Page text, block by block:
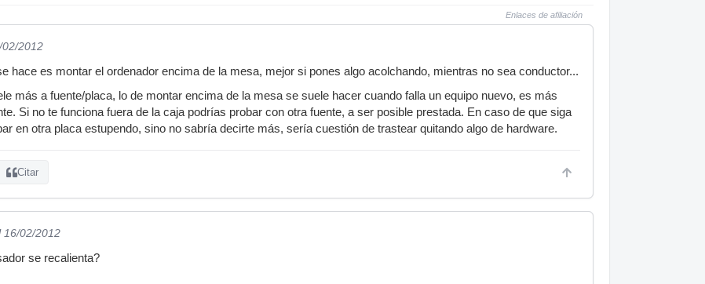
Enlaces de afiliación
02/2012
hace es montar el ordenador encima de la mesa, mejor si pones algo acolchando, mientras no sea conductor...
más a fuente/placa, lo de montar encima de la mesa se suele hacer cuando falla un equipo nuevo, es más
Si no te funciona fuera de la caja podrías probar con otra fuente, a ser posible prestada. En caso de que siga
en otra placa estupendo, sino no sabría decirte más, sería cuestión de trastear quitando algo de hardware.
Citar
16/02/2012
se recalienta?